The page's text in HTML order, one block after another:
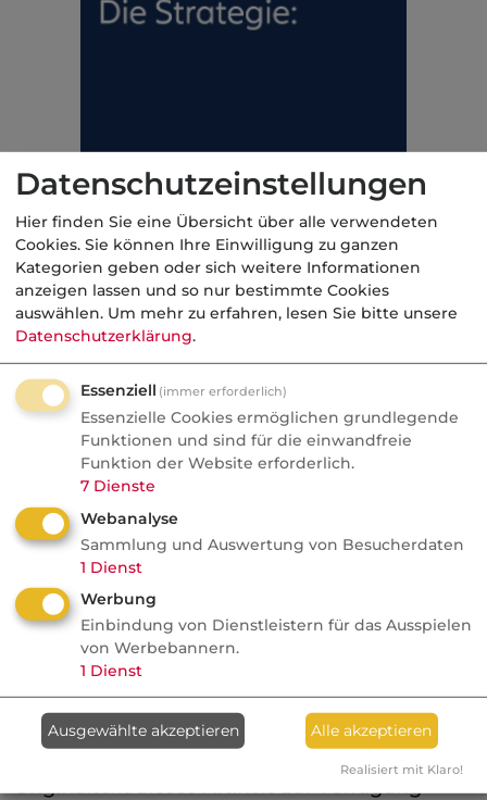
Weiterführende Links
Siehe Rechtsschutzversicherung
Quellenhinweis
Wir bedanken uns für die Unterstützung der
r+v Versicherung, die uns den ursprünglichen
Originaltext dieses Artikels zur Verfügung
Datenschutzeinstellungen
Hier finden Sie eine Übersicht über alle verwendeten
Cookies. Sie können Ihre Einwilligung zu ganzen
Kategorien geben oder sich weitere Informationen
anzeigen lassen und so nur bestimmte Cookies
auswählen. Um mehr zu erfahren, lesen Sie bitte unsere
Datenschutzerklärung.
Essenziell (immer erforderlich)
Essenzielle Cookies ermöglichen grundlegende
Funktionen und sind für die einwandfreie
Funktion der Website erforderlich.
7 Dienste
Webanalyse
Sammlung und Auswertung von Besucherdaten
1 Dienst
Werbung
Einbindung von Dienstleistern für das Ausspielen
von Werbebannern.
1 Dienst
Ausgewählte akzeptieren Alle akzeptieren
Realisiert mit Klaro!